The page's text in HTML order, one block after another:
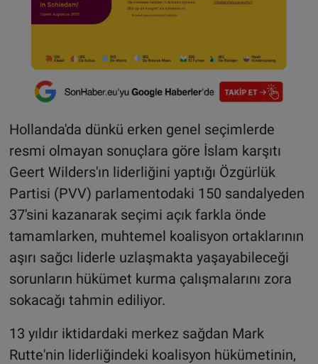
Hollanda'da dünkü erken genel seçimlerde
resmi olmayan sonuçlara göre İslam karşıtı
Geert Wilders'ın liderliğini yaptığı Özgürlük
Partisi (PVV) parlamentodaki 150 sandalyeden
37'sini kazanarak seçimi açık farkla önde
tamamlarken, muhtemel koalisyon ortaklarının
aşırı sağcı liderle uzlaşmakta yaşayabileceği
sorunların hükümet kurma çalışmalarını zora
sokacağı tahmin ediliyor.
13 yıldır iktidardaki merkez sağdan Mark
Rutte'nin liderliğindeki koalisyon hükümetinin,